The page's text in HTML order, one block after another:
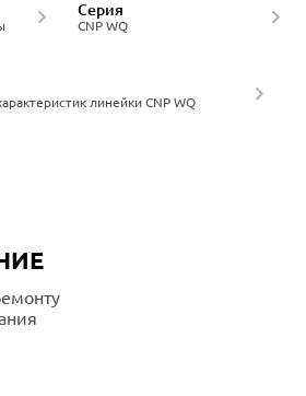
CNP WQ
Серия
линейки CNP WQ